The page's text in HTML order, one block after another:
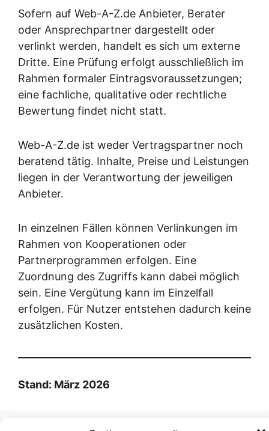
Sofern auf Web-A-Z.de Anbieter, Berater
oder Ansprechpartner dargestellt oder
verlinkt werden, handelt es sich um externe
Dritte. Eine Prüfung erfolgt ausschließlich im
Rahmen formaler Eintragsvoraussetzungen;
eine fachliche, qualitative oder rechtliche
Bewertung findet nicht statt.
Web-A-Z.de ist weder Vertragspartner noch
beratend tätig. Inhalte, Preise und Leistungen
liegen in der Verantwortung der jeweiligen
Anbieter.
In einzelnen Fällen können Verlinkungen im
Rahmen von Kooperationen oder
Partnerprogrammen erfolgen. Eine
Zuordnung des Zugriffs kann dabei möglich
sein. Eine Vergütung kann im Einzelfall
erfolgen. Für Nutzer entstehen dadurch keine
zusätzlichen Kosten.
Stand: März 2026